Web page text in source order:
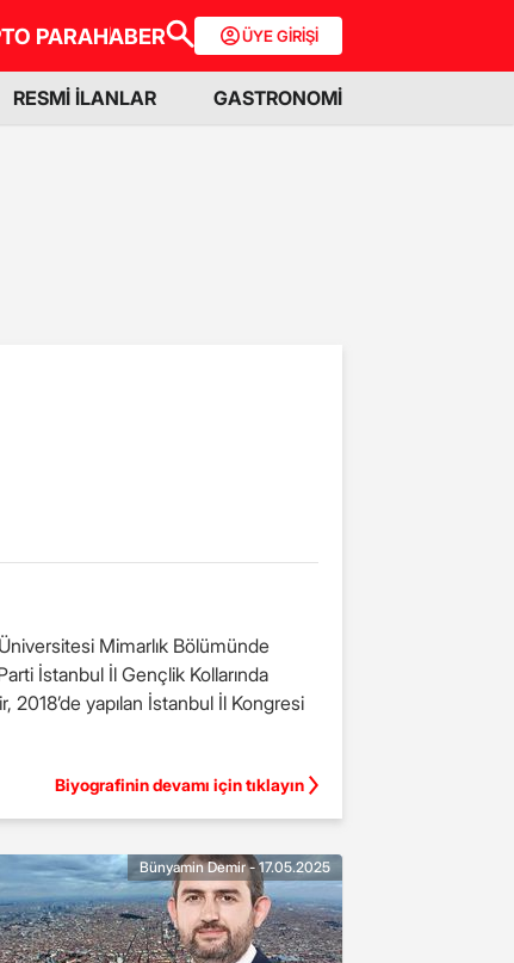
PARAHABER ÜYE GİRİŞİ
RESMİ İLANLAR GASTRONOMİ
Mimarlık Bölümünde
İstanbul İl Gençlik Kollarında
2018’de yapılan İstanbul İl Kongresi
Biyografinin devamı için tıklayın
Bünyamin Demir - 17.05.2025